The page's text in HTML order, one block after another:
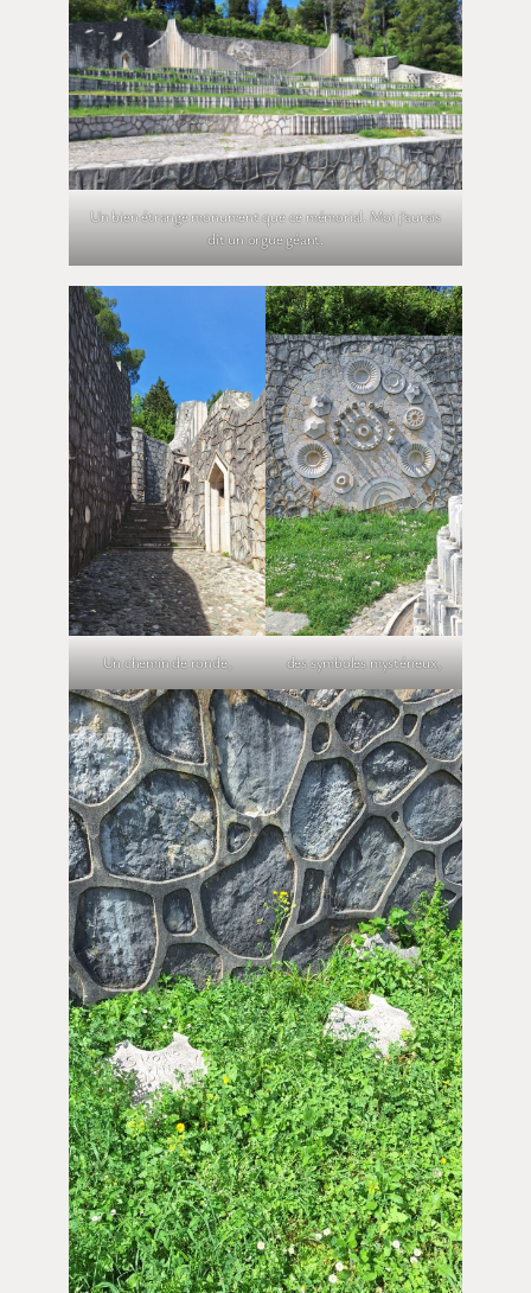
Un bien étrange monument que ce mémorial. Moi j’aurais
dit un orgue géant.
Un chemin de ronde, des symboles mystérieux,